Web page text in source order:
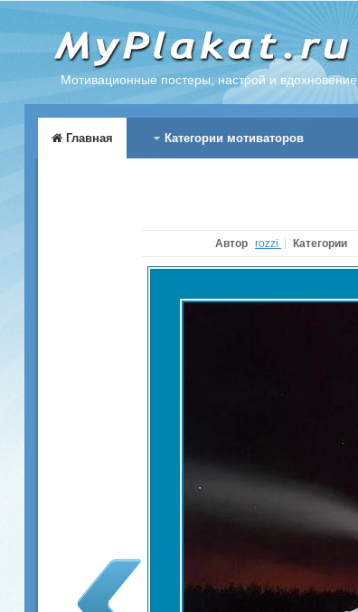
Мотивационные постеры, настрой и вдохновение
Главная Категории мотиваторов
Автор rozzi Категории